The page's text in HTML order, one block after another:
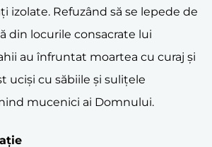
izolate. Refuzând să se lepede de
din locurile consacrate lui
au înfruntat moartea cu curaj și
uciși cu săbiile și sulițele
mucenici ai Domnului.